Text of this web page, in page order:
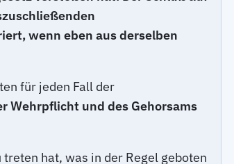
wenn eben aus derselben
für jeden Fall der
Wehrpflicht und des Gehorsams
hat, was in der Regel geboten